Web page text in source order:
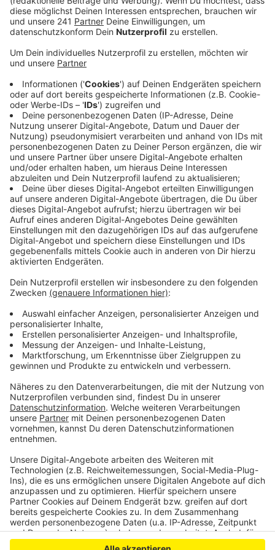
Anzeige
Veröffentlicht:Dienstag, 23.01.2024 18:05
Anzeige
Schon vorher hatten sich die Demonstranten aus
Eitorf und der ganzen Region am Bahnhof versammelt.
Das Eitorfer "Bündnis gegen Rechts" hatte die Demo
mit 200 Teilnehmenden angemeldet, teilte die
Kreispolizei mit. Am Ende waren es gut 3000
Menschen, die gestern Abend in Eitorf gegen den
Rechtsruck und die AfD auf die Straße gegangen sind.
Anlass war neben dem bundesweiten Aufschrei gegen
Rechts vor allem auch eine AfD-Veranstaltung im
Eitorfer Bürgerzentrum. Der Demozug lief einmal am
Veranstaltungsort vorbei auf den Marktplatz - dort
sprach dann unter anderem Bürgermeister Rainer
Viehof, es gab auch musikalische Beiträge. Die Polizei
war mit vielen Einsatzkräften vor Ort. Sie zieht eine
freue mich, dass alle Eitorfer Bürgerinnen und Bürger
ihr Grundrecht auf Demonstrationsfreiheit
wahrnehmen konnten", sagte der Einsatzleiter im
Anschluss.
Anzeige
Anzeige